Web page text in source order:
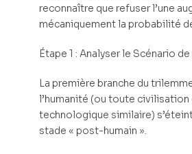
reconnaître que refuser l’une
mécaniquement la probabilité
Étape 1 : Analyser le Scénario
La première branche du
l’humanité (ou toute civilisation
technologique similaire)
stade « post-humain ».